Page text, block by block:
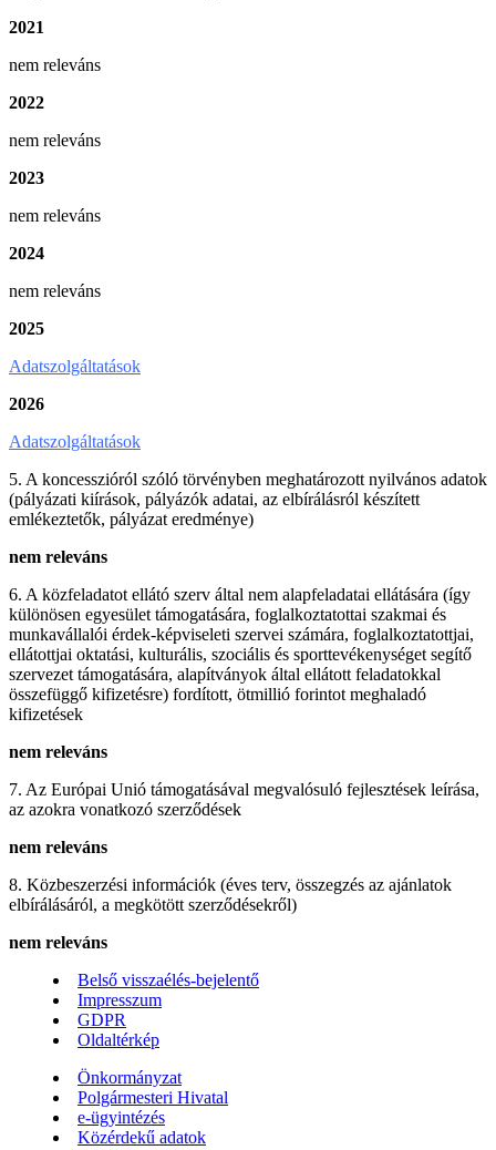
2021
nem releváns
2022
nem releváns
2023
nem releváns
2024
nem releváns
2025
Adatszolgáltatások
2026
Adatszolgáltatások
5. A koncesszióról szóló törvényben meghatározott nyilvános adatok
(pályázati kiírások, pályázók adatai, az elbírálásról készített
emlékeztetők, pályázat eredménye)
nem releváns
6. A közfeladatot ellátó szerv által nem alapfeladatai ellátására (így
különösen egyesület támogatására, foglalkoztatottai szakmai és
munkavállalói érdek-képviseleti szervei számára, foglalkoztatottjai,
ellátottjai oktatási, kulturális, szociális és sporttevékenységet segítő
szervezet támogatására, alapítványok által ellátott feladatokkal
összefüggő kifizetésre) fordított, ötmillió forintot meghaladó
kifizetések
nem releváns
7. Az Európai Unió támogatásával megvalósuló fejlesztések leírása,
az azokra vonatkozó szerződések
nem releváns
8. Közbeszerzési információk (éves terv, összegzés az ajánlatok
elbírálásáról, a megkötött szerződésekről)
nem releváns
Belső visszaélés-bejelentő
Impresszum
GDPR
Oldaltérkép
Önkormányzat
Polgármesteri Hivatal
e-ügyintézés
Közérdekű adatok